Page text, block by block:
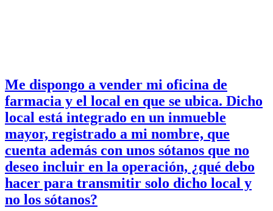
Me dispongo a vender mi oficina de
farmacia y el local en que se ubica. Dicho
local está integrado en un inmueble
mayor, registrado a mi nombre, que
cuenta además con unos sótanos que no
deseo incluir en la operación, ¿qué debo
hacer para transmitir solo dicho local y
no los sótanos?